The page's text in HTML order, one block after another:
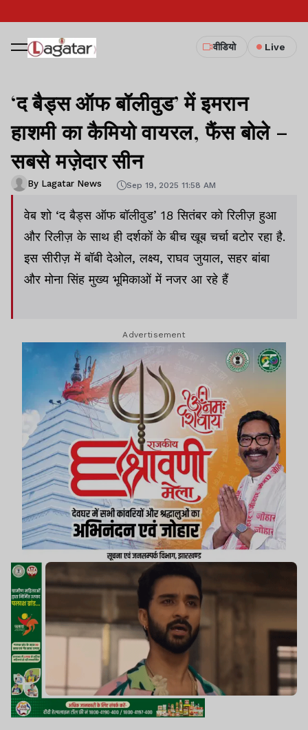
वीडियो Live
‘द बैड्स ऑफ बॉलीवुड’ में इमरान
हाशमी का कैमियो वायरल, फैंस बोले –
सबसे मज़ेदार सीन
By Lagatar News Sep 19, 2025 11:58 AM
वेब शो ‘द बैड्स ऑफ बॉलीवुड’ 18 सितंबर को रिलीज़ हुआ
और रिलीज़ के साथ ही दर्शकों के बीच खूब चर्चा बटोर रहा है.
इस सीरीज़ में बॉबी देओल, लक्ष्य, राघव जुयाल, सहर बांबा
और मोना सिंह मुख्य भूमिकाओं में नजर आ रहे हैं
Advertisement